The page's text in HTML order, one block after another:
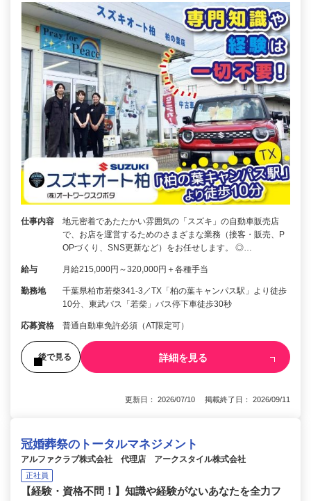
仕事内容
地元密着であたたかい雰囲気の「スズキ」の自動車販売店
で、お店を運営するためのさまざまな業務（接客・販売、P
OPづくり、SNS更新など）をお任せします。 ◎…
給与 月給215,000円～320,000円＋各種手当
勤務地
千葉県柏市若柴341-3／TX「柏の葉キャンパス駅」より徒歩
10分、東武バス「若柴」バス停下車徒歩30秒
応募資格 普通自動車免許必須（AT限定可）
後で見る 詳細を見る
更新日： 2026/07/10 掲載終了日： 2026/09/11
冠婚葬祭のトータルマネジメント
アルファクラブ株式会社 代理店 アークスタイル株式会社
正社員
【経験・資格不問！】知識や経験がないあなたを全力フ